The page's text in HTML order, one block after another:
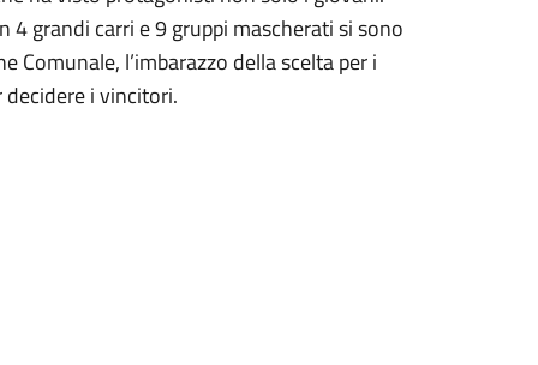
4 grandi carri e 9 gruppi mascherati si sono
Comunale, l’imbarazzo della scelta per i
i vincitori.